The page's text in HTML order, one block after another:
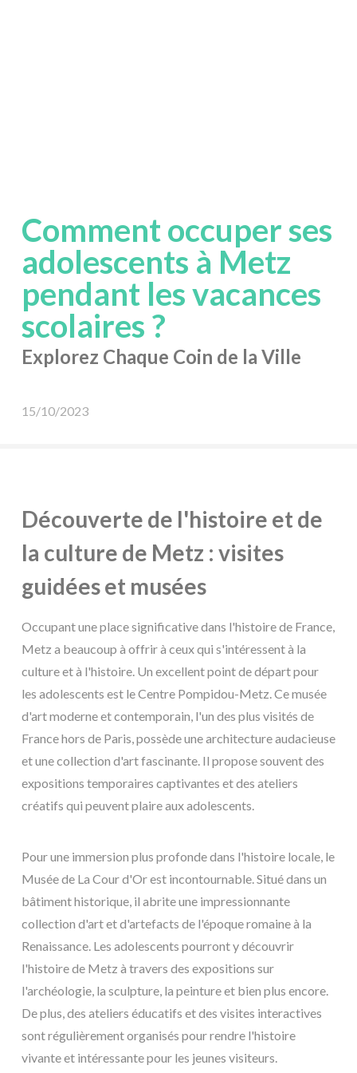
Comment occuper ses
adolescents à Metz
pendant les vacances
scolaires ?
Explorez Chaque Coin de la Ville
15/10/2023
Découverte de l'histoire et de
la culture de Metz : visites
guidées et musées
Occupant une place significative dans l'histoire de France,
Metz a beaucoup à offrir à ceux qui s'intéressent à la
culture et à l'histoire. Un excellent point de départ pour
les adolescents est le Centre Pompidou-Metz. Ce musée
d'art moderne et contemporain, l'un des plus visités de
France hors de Paris, possède une architecture audacieuse
et une collection d'art fascinante. Il propose souvent des
expositions temporaires captivantes et des ateliers
créatifs qui peuvent plaire aux adolescents.
Pour une immersion plus profonde dans l'histoire locale, le
Musée de La Cour d'Or est incontournable. Situé dans un
bâtiment historique, il abrite une impressionnante
collection d'art et d'artefacts de l'époque romaine à la
Renaissance. Les adolescents pourront y découvrir
l'histoire de Metz à travers des expositions sur
l'archéologie, la sculpture, la peinture et bien plus encore.
De plus, des ateliers éducatifs et des visites interactives
sont régulièrement organisés pour rendre l'histoire
vivante et intéressante pour les jeunes visiteurs.